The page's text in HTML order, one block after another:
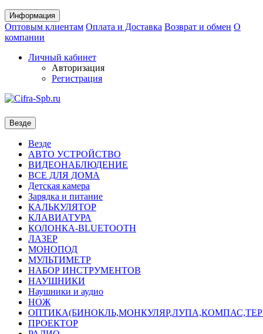
Информация
Оптовым клиентам Оплата и Доставка Возврат и обмен О
компании
Личный кабинет
Авторизация
Регистрация
Везде
Везде
АВТО УСТРОЙСТВО
ВИДЕОНАБЛЮДЕНИЕ
ВСЕ ДЛЯ ДОМА
Детская камера
Зарядка и питание
КАЛЬКУЛЯТОР
КЛАВИАТУРА
КОЛОНКА-BLUETOOTH
ЛАЗЕР
МОНОПОД
МУЛЬТИМЕТР
НАБОР ИНСТРУМЕНТОВ
НАУШНИКИ
Наушники и аудио
НОЖ
ПРОЕКТОР